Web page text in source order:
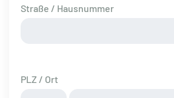
Straße / Hausnummer
PLZ / Ort